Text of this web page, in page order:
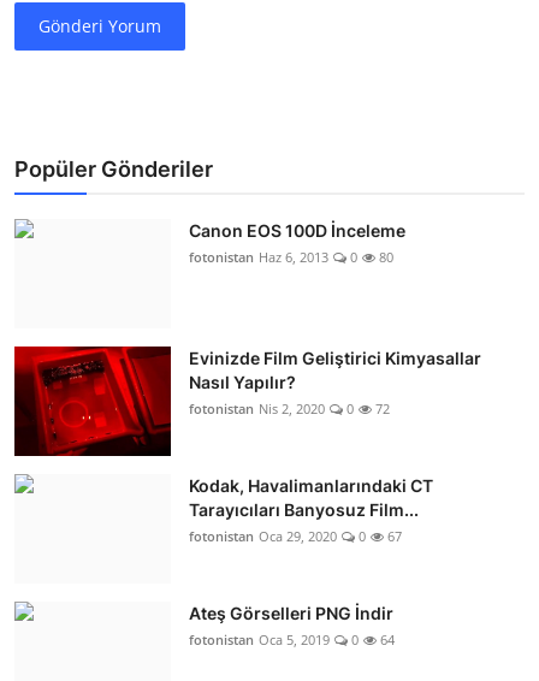
Gönderi Yorum
Popüler Gönderiler
Canon EOS 100D İnceleme
fotonistan Haz 6, 2013 0 80
Evinizde Film Geliştirici Kimyasallar
Nasıl Yapılır?
fotonistan Nis 2, 2020 0 72
Kodak, Havalimanlarındaki CT
Tarayıcıları Banyosuz Film...
fotonistan Oca 29, 2020 0 67
Ateş Görselleri PNG İndir
fotonistan Oca 5, 2019 0 64